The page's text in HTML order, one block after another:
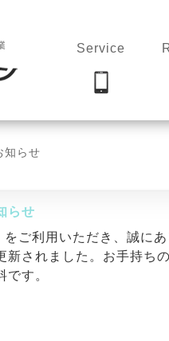
Service
知らせ
らせ
ご利用いただき、誠にあ
新されました。お手持ち
です。